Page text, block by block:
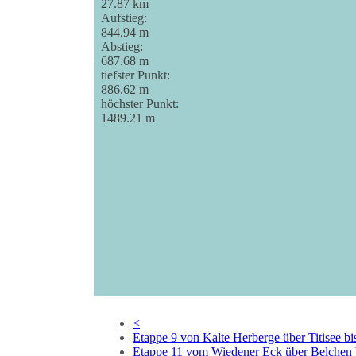
27.87 km
Aufstieg:
844.94 m
Abstieg:
687.68 m
tiefster Punkt:
886.62 m
höchster Punkt:
1489.21 m
<
Etappe 9 von Kalte Herberge über Titisee
Etappe 11 vom Wiedener Eck über Belchen